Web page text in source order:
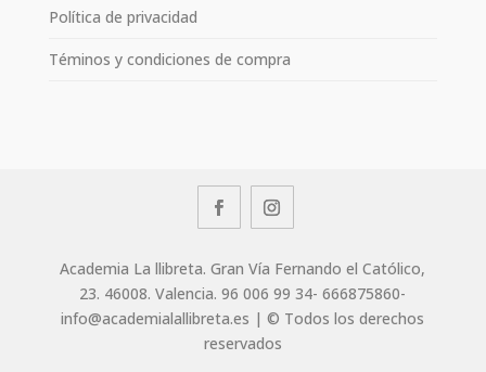
Política de privacidad
Téminos y condiciones de compra
Academia La llibreta. Gran Vía Fernando el Católico,
23. 46008. Valencia. 96 006 99 34- 666875860-
info@academialallibreta.es | © Todos los derechos
reservados